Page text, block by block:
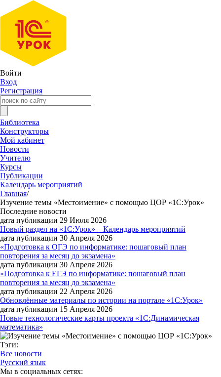
Войти
Вход
Регистрация
Библиотека
Конструкторы
Мой кабинет
Новости
Учителю
Курсы
Публикации
Календарь мероприятий
Главная/
Изучение темы «Местоимение» с помощью ЦОР «1С:Урок»
Последние новости
дата публикации 29 Июля 2026
Новый раздел на «1С:Урок» – Календарь мероприятий
дата публикации 30 Апреля 2026
«Подготовка к ОГЭ по информатике: пошаговый план
повторения за месяц до экзамена»
дата публикации 30 Апреля 2026
«Подготовка к ЕГЭ по информатике: пошаговый план
повторения за месяц до экзамена»
дата публикации 22 Апреля 2026
Обновлённые материалы по истории на портале «1С:Урок»
дата публикации 15 Апреля 2026
Новые технологические карты проекта «1С:Динамическая
математика»
Тэги:
Все новости
Русский язык
Мы в социальных сетях: